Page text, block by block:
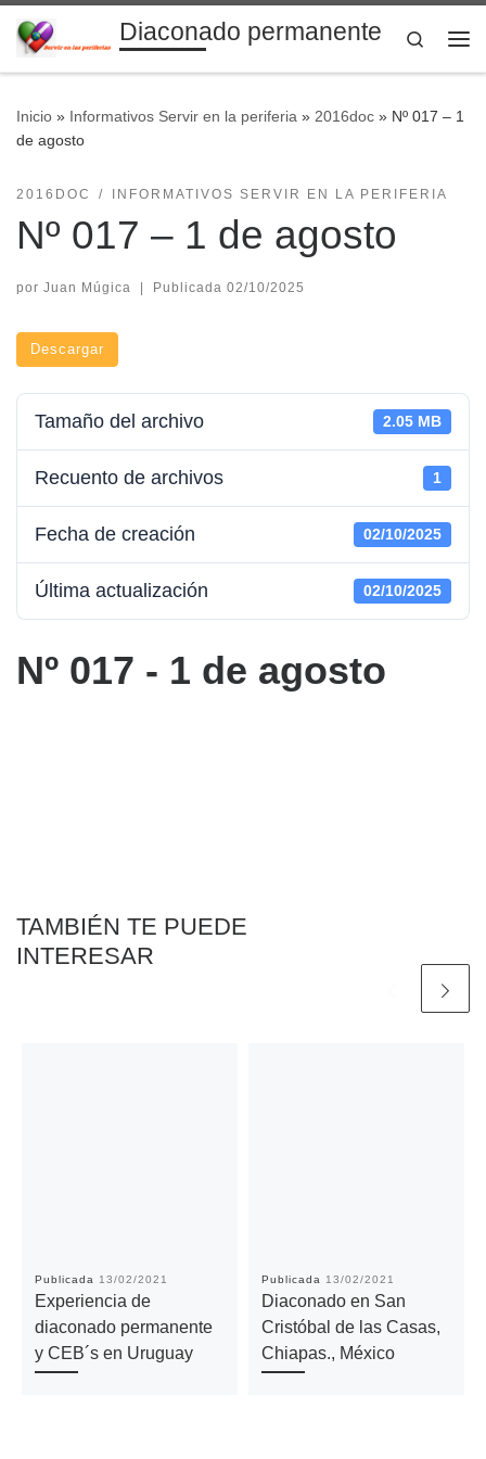
Saltar al contenidoDiaconado permanente
Search
Inicio » Informativos Servir en la periferia » 2016doc » Nº 017 – 1
de agosto
2016DOC INFORMATIVOS SERVIR EN LA PERIFERIA
Nº 017 – 1 de agosto
por Juan Múgica | Publicada 02/10/2025
Descargar
Tamaño del archivo 2.05 MB
Recuento de archivos 1
Fecha de creación 02/10/2025
Última actualización 02/10/2025
Nº 017 - 1 de agosto
TAMBIÉN TE PUEDE
INTERESAR
Publicada 13/02/2021
Experiencia de
diaconado permanente
y CEB´s en Uruguay
Publicada 13/02/2021
Diaconado en San
Cristóbal de las Casas,
Chiapas., México